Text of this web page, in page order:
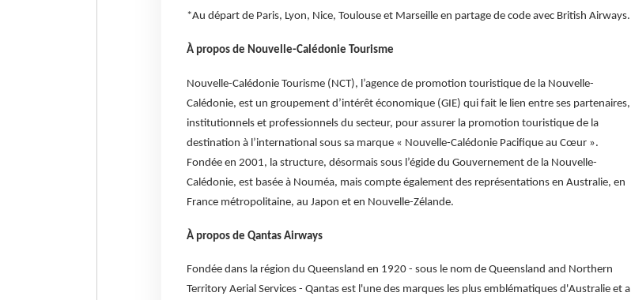
*Au départ de Paris, Lyon, Nice, Toulouse et Marseille en partage de code avec British Airways.
À propos de Nouvelle-Calédonie Tourisme
Nouvelle-Calédonie Tourisme (NCT), l’agence de promotion touristique de la Nouvelle-
Calédonie, est un groupement d’intérêt économique (GIE) qui fait le lien entre ses partenaires,
institutionnels et professionnels du secteur, pour assurer la promotion touristique de la
destination à l’international sous sa marque « Nouvelle-Calédonie Pacifique au Cœur ».
Fondée en 2001, la structure, désormais sous l’égide du Gouvernement de la Nouvelle-
Calédonie, est basée à Nouméa, mais compte également des représentations en Australie, en
France métropolitaine, au Japon et en Nouvelle-Zélande.
À propos de Qantas Airways
Fondée dans la région du Queensland en 1920 - sous le nom de Queensland and Northern
Territory Aerial Services - Qantas est l'une des marques les plus emblématiques d'Australie et a